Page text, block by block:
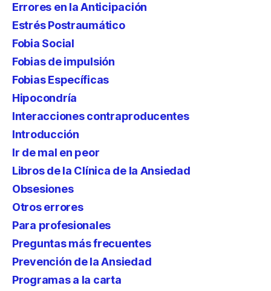
Errores en la Anticipación
Estrés Postraumático
Fobia Social
Fobias de impulsión
Fobias Específicas
Hipocondría
Interacciones contraproducentes
Introducción
Ir de mal en peor
Libros de la Clínica de la Ansiedad
Obsesiones
Otros errores
Para profesionales
Preguntas más frecuentes
Prevención de la Ansiedad
Programas a la carta